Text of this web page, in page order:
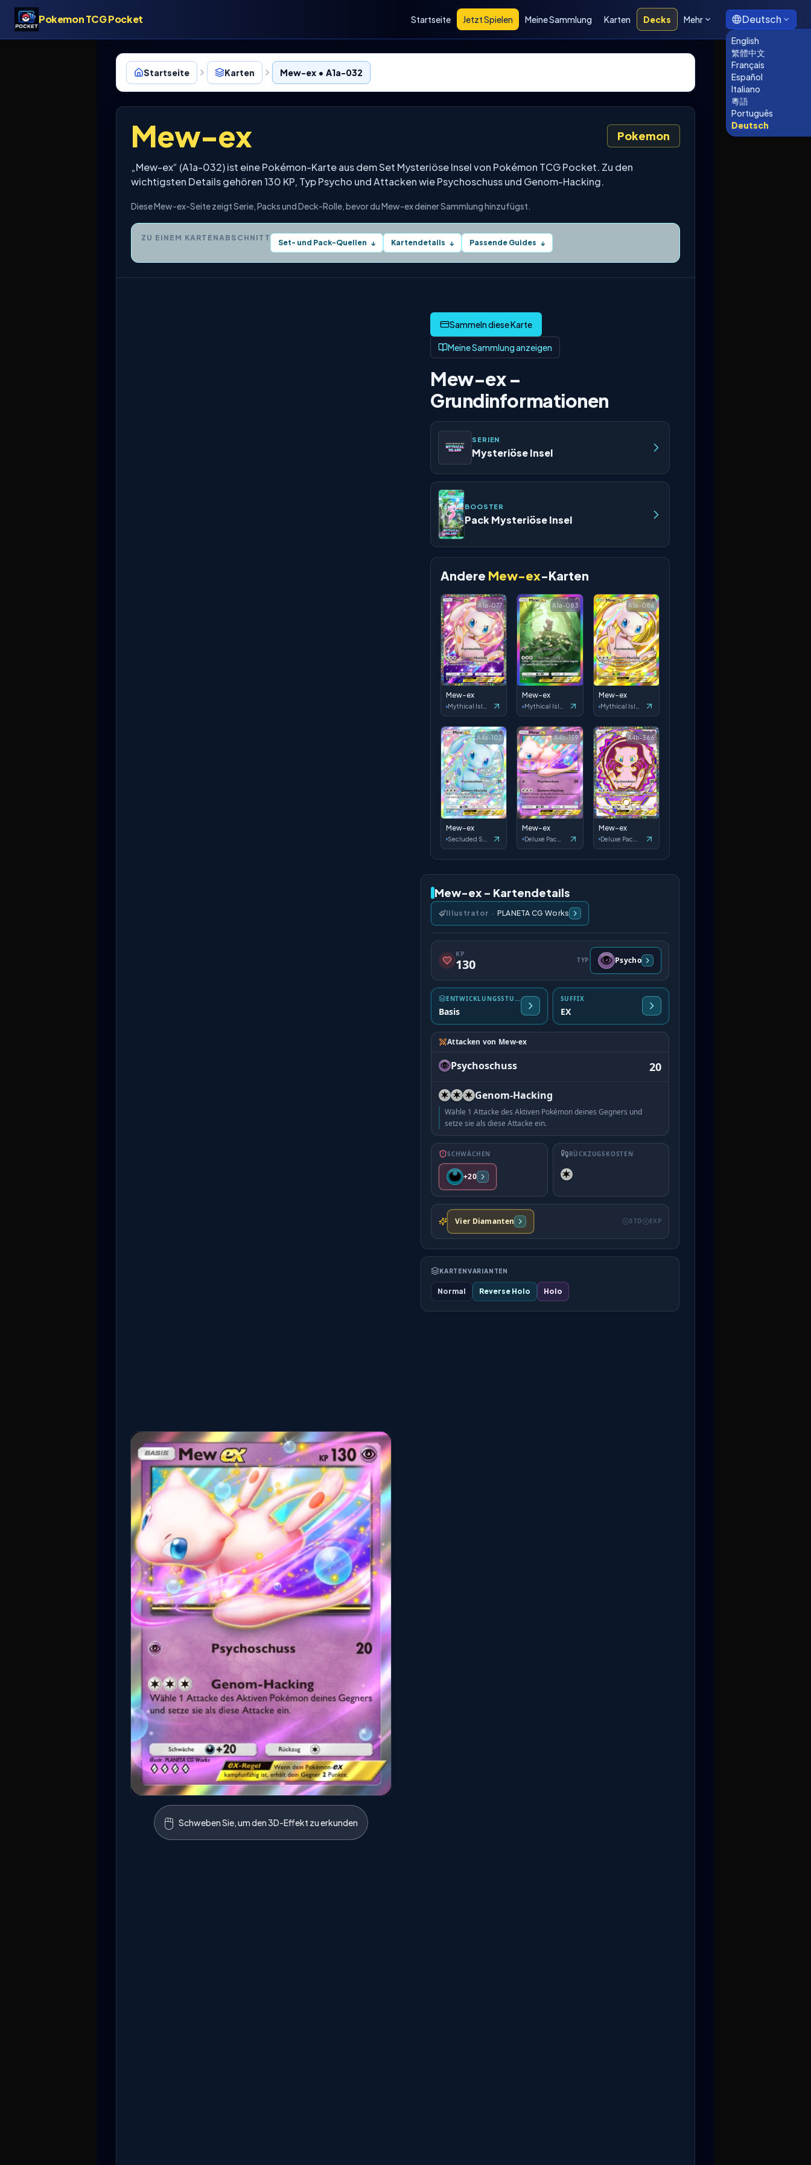
Pokemon TCG Pocket Startseite Jetzt Spielen Meine Sammlung Karten Decks Mehr Deutsch
English
繁體中文
Français
Español
Italiano
粵語
Português
Deutsch
Startseite Karten Mew-ex • A1a-032
Mew-ex Pokemon
„Mew-ex“ (A1a-032) ist eine Pokémon-Karte aus dem Set Mysteriöse Insel von Pokémon TCG Pocket. Zu den
wichtigsten Details gehören 130 KP, Typ Psycho und Attacken wie Psychoschuss und Genom-Hacking.
Diese Mew-ex-Seite zeigt Serie, Packs und Deck-Rolle, bevor du Mew-ex deiner Sammlung hinzufügst.
ZU EINEM KARTENABSCHNITT
Set- und Pack-Quellen ↓ Kartendetails ↓ Passende Guides ↓
🖱️ Schweben Sie, um den 3D-Effekt zu erkunden
Meine Sammlung anzeigen
Mew-ex –
Grundinformationen
SERIEN
Mysteriöse Insel
BOOSTER
Pack Mysteriöse Insel
Andere Mew-ex-Karten
A1a-077
Mew-ex
Mythical Island
A1a-083
Mew-ex
Mythical Island
A1a-086
Mew-ex
Mythical Island
A4a-102
Mew-ex
A4b-159
Mew-ex
A4b-366
Mew-ex
Mew-ex – Kartendetails
Illustrator · PLANETA CG Works
KP
130 TYP Psycho
ENTWICKLUNGSSTUFE
Basis
SUFFIX
EX
Attacken von Mew-ex
Psychoschuss 20
Genom-Hacking
Wähle 1 Attacke des Aktiven Pokémon deines Gegners und
setze sie als diese Attacke ein.
SCHWÄCHEN
+20
RÜCKZUGSKOSTEN
Vier Diamanten STD EXP
KARTENVARIANTEN
Normal Reverse Holo Holo